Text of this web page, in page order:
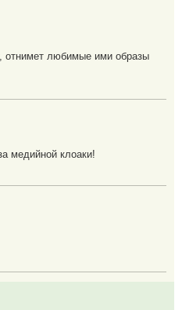
отнимет любимые ими образы
медийной клоаки!